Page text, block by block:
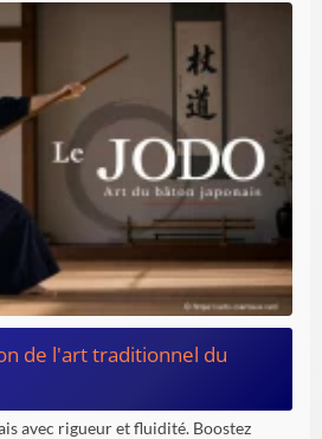
de l'art traditionnel du
avec rigueur et fluidité. Boostez